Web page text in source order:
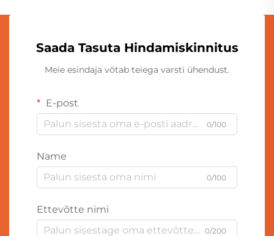
Saada Tasuta Hindamiskinnitus
Meie esindaja võtab teiega varsti ühendust.
E-post
0/100
Name
0/100
Ettevõtte nimi
0/200